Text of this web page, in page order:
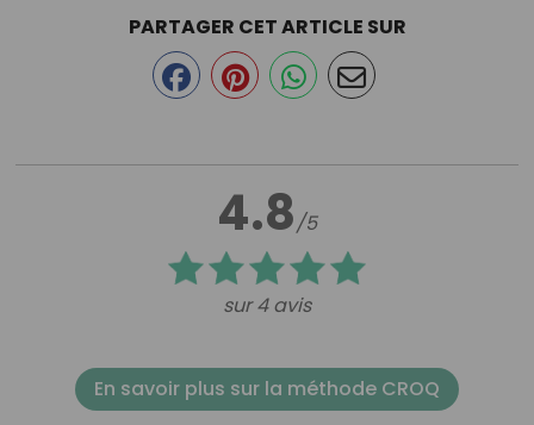
4.8/5
sur 4 avis
PARTAGER CET ARTICLE SUR
En savoir plus sur la méthode CROQ